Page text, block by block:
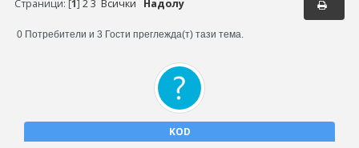
Страници: [1] 2 3 Всички Надолу
0 Потребители и 3 Гости преглежда(т) тази тема.
KOD